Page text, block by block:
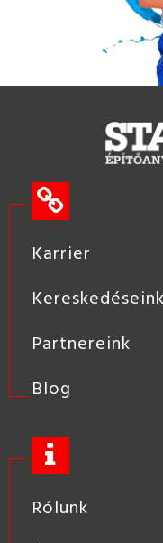
Karrier
Partnereink
Blog
Rólunk